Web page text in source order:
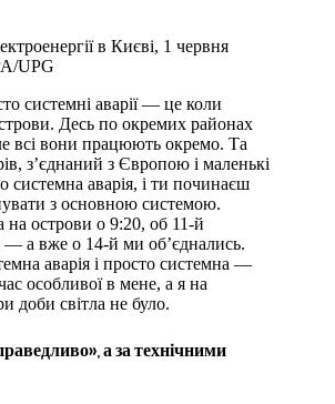
в Києві, 1 червня
UPG
системні аварії — це коли
Десь по окремих районах
всі вони працюють окремо. Та
з’єднаний з Європою і маленькі
аварія, і ти починаєш
з основною системою.
на острови о 9:20, об 11-й
— а вже о 14-й ми об’єднались.
аварія і просто системна —
особливої в мене, а я на
доби світла не було.
а за технічними